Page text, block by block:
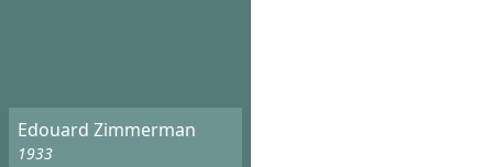
Edouard Zimmerman
1933